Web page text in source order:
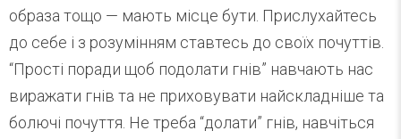
образа тощо — мають місце бути. Прислухайтесь
до себе і з розумінням ставтесь до своїх почуттів.
“Прості поради щоб подолати гнів” навчають нас
виражати гнів та не приховувати найскладніше та
болючі почуття. Не треба “долати” гнів, навчіться